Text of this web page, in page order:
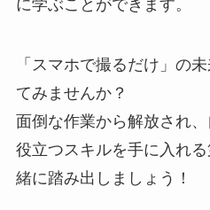
に学ぶことができます。
「スマホで撮るだけ」の
てみませんか？
面倒な作業から解放され
役立つスキルを手に入れ
緒に踏み出しましょう！